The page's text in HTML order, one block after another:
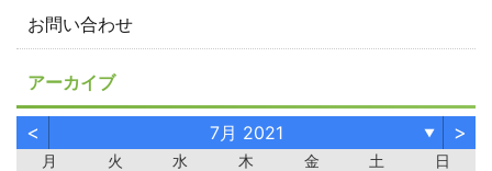
お問い合わせ
アーカイブ
< 7月 2021 ▼ >
月 火 水 木 金 土 日